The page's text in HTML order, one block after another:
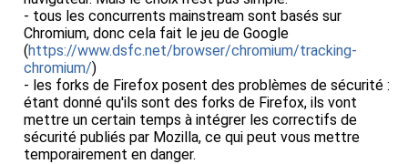
- tous les concurrents mainstream sont basés sur
Chromium, donc cela fait le jeu de Google
(https://www.dsfc.net/browser/chromium/tracking-
chromium/)
- les forks de Firefox posent des problèmes de sécurité :
étant donné qu'ils sont des forks de Firefox, ils vont
mettre un certain temps à intégrer les correctifs de
sécurité publiés par Mozilla, ce qui peut vous mettre
temporairement en danger.